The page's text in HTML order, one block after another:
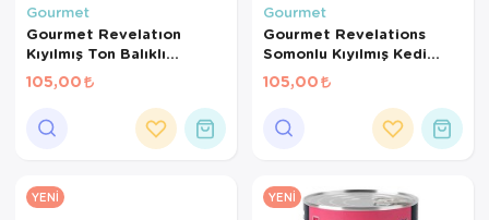
Gourmet
Gourmet Revelatıon
Kıyılmış Ton Balıklı
Yetişkin Kedi Konservesi
57gr (2'li)
105,00
Gourmet
Gourmet Revelations
Somonlu Kıyılmış Kedi
Konservesi 57gr (2'li)
105,00
YENI YENI